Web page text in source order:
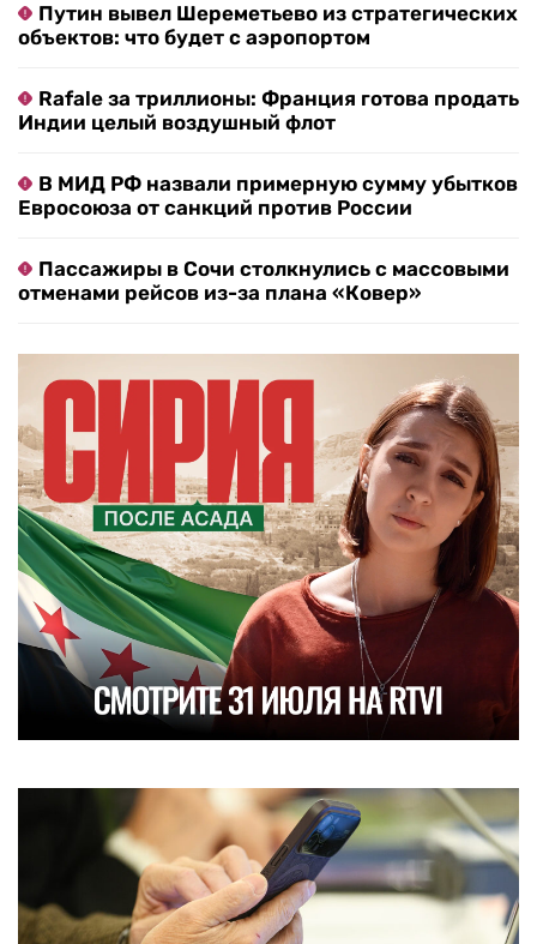
Путин вывел Шереметьево из стратегических
объектов: что будет с аэропортом
Rafale за триллионы: Франция готова продать
Индии целый воздушный флот
В МИД РФ назвали примерную сумму убытков
Евросоюза от санкций против России
Пассажиры в Сочи столкнулись с массовыми
отменами рейсов из-за плана «Ковер»